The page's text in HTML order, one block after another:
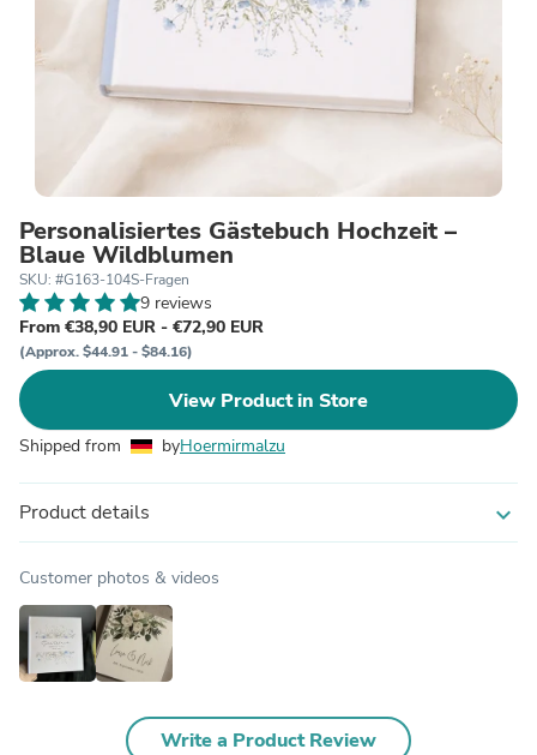
Personalisiertes Gästebuch Hochzeit –
Blaue Wildblumen
SKU: #G163-104S-Fragen
9 reviews
From €38,90 EUR - €72,90 EUR
(Approx. $44.91 - $84.16)
View Product in Store
Shipped from byHoermirmalzu
Product details expand_more
Customer photos & videos
Write a Product Review